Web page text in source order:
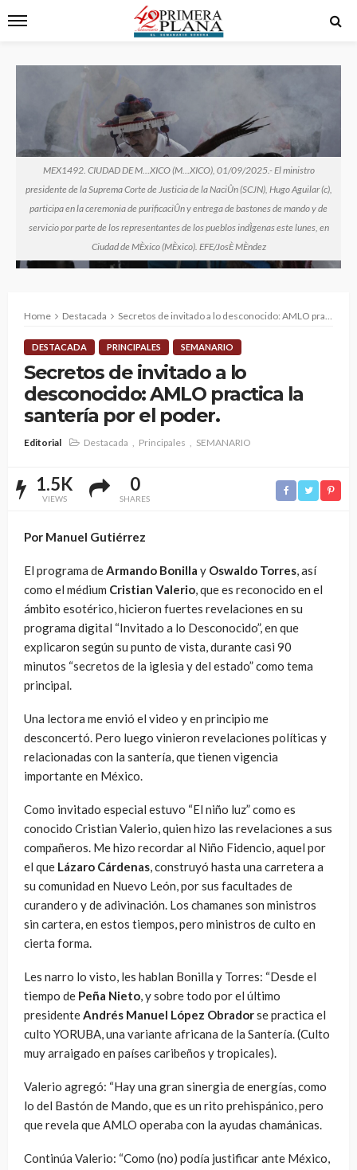
MEX1492. CIUDAD DE M…XICO (M…XICO), 01/09/2025.- El ministro
presidente de la Suprema Corte de Justicia de la NaciÛn (SCJN), Hugo Aguilar (c),
participa en la ceremonia de purificaciÛn y entrega de bastones de mando y de
servicio por parte de los representantes de los pueblos indÌgenas este lunes, en
Ciudad de MÈxico (MÈxico). EFE/JosÈ MÈndez
Home Destacada Secretos de invitado a lo desconocido: AMLO practica la santería por el poder.
DESTACADA PRINCIPALES SEMANARIO
Secretos de invitado a lo
desconocido: AMLO practica la
santería por el poder.
Editorial Destacada Principales SEMANARIO
1.5K
VIEWS
0
SHARES
Por Manuel Gutiérrez
El programa deArmando Bonilla y Oswaldo Torres, así
como el médium Cristian Valerio, que es reconocido en el
ámbito esotérico, hicieron fuertes revelaciones en su
programa digital “Invitado a lo Desconocido”, en que
explicaron según su punto de vista, durante casi 90
minutos “secretos de la iglesia y del estado” como tema
principal.
Una lectora me envió el video y en principio me
desconcertó. Pero luego vinieron revelaciones políticas y
relacionadas con la santería, que tienen vigencia
importante en México.
Como invitado especial estuvo “El niño luz” como es
conocido Cristian Valerio, quien hizo las revelaciones a sus
compañeros. Me hizo recordar al Niño Fidencio, aquel por
el que Lázaro Cárdenas, construyó hasta una carretera a
su comunidad en Nuevo León, por sus facultades de
curandero y de adivinación. Los chamanes son ministros
sin cartera, en estos tiempos, pero ministros de culto en
cierta forma.
Les narro lo visto, les hablan Bonilla y Torres: “Desde el
tiempo de Peña Nieto, y sobre todo por el último
presidenteAndrés Manuel López Obradorse practica el
culto YORUBA, una variante africana de la Santería. (Culto
muy arraigado en países caribeños y tropicales).
Valerio agregó: “Hay una gran sinergia de energías, como
lo del Bastón de Mando, que es un rito prehispánico, pero
que revela que AMLO operaba con la ayudas chamánicas.
Continúa Valerio: “Como (no) podía justificar ante México,